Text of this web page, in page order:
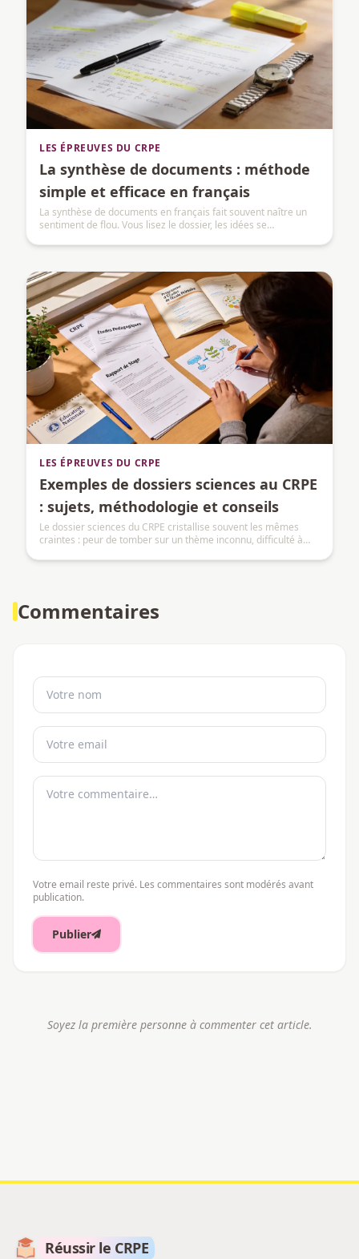
LES ÉPREUVES DU CRPE
La synthèse de documents : méthode
simple et efficace en français
La synthèse de documents en français fait souvent naître un
sentiment de flou. Vous lisez le dossier, les idées se
LES ÉPREUVES DU CRPE
Exemples de dossiers sciences au CRPE
: sujets, méthodologie et conseils
Le dossier sciences du CRPE cristallise souvent les mêmes
craintes : peur de tomber sur un thème inconnu, difficulté à
tout se joue sur des connaissances scientifiques complexes.
Commentaires
Votre email reste privé. Les commentaires sont modérés avant
publication.
Publier
Soyez la première personne à commenter cet article.
Réussir le CRPE